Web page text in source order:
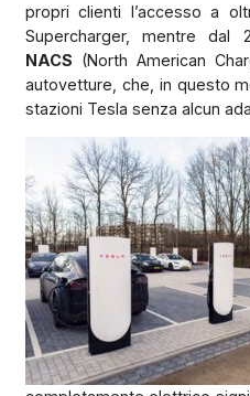
propri clienti l’accesso a
Supercharger, mentre dal
NACS (North American
autovetture, che, in questo
stazioni Tesla senza alcun